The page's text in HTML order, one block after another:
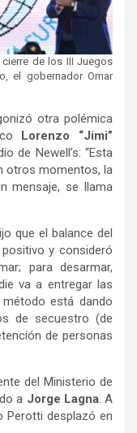
de los III Juegos
el gobernador Omar
otra polémica
Lorenzo “Jimi”
de Newell’s: “Esta
otros momentos, la
mensaje, se llama
que el balance del
y consideró
para desarmar,
va a entregar las
está dando
de secuestro (de
de personas
del Ministerio de
a Jorge Lagna. A
Perotti desplazó en